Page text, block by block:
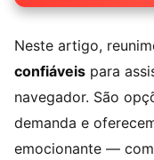
Neste artigo,
confiáveis para
navegador. São
demanda e
emocionante —